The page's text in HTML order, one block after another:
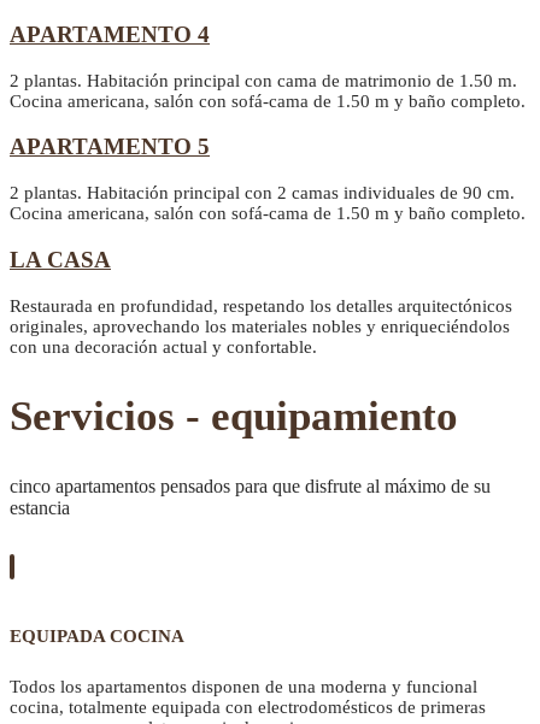
APARTAMENTO 4
2 plantas. Habitación principal con cama de matrimonio de 1.50 m.
Cocina americana, salón con sofá-cama de 1.50 m y baño completo.
APARTAMENTO 5
2 plantas. Habitación principal con 2 camas individuales de 90 cm.
Cocina americana, salón con sofá-cama de 1.50 m y baño completo.
LA CASA
Restaurada en profundidad, respetando los detalles arquitectónicos
originales, aprovechando los materiales nobles y enriqueciéndolos
con una decoración actual y confortable.
Servicios - equipamiento
cinco apartamentos pensados para que disfrute al máximo de su
estancia
EQUIPADA COCINA
Todos los apartamentos disponen de una moderna y funcional
cocina, totalmente equipada con electrodomésticos de primeras